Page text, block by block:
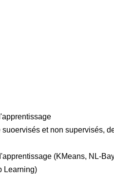
et non supervisés,
(KMeans, NL-
Learning)